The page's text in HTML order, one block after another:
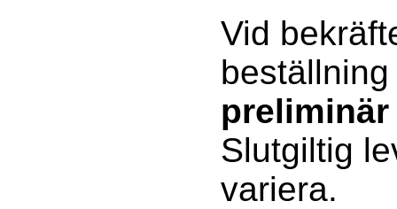
Vid
Slutgiltig
variera.